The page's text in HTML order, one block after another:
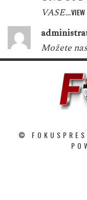
VASE…VIEW
Možete
©